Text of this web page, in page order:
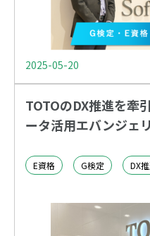
2025-05-20
TOTOのDX推進を牽
ータ活用エバンジェ
E資格 G検定 DX